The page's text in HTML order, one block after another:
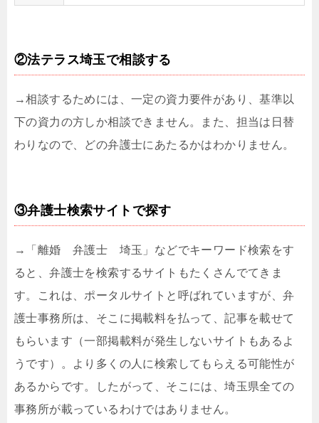
②法テラス埼玉で相談する
→相談するためには、一定の資力要件があり、基準以
下の資力の方しか相談できません。また、担当は日替
わりなので、どの弁護士にあたるかはわかりません。
③弁護士検索サイトで探す
→「離婚 弁護士 埼玉」などでキーワード検索をす
ると、弁護士を検索するサイトもたくさんでてきま
す。これは、ポータルサイトと呼ばれていますが、弁
護士事務所は、そこに掲載料を払って、記事を載せて
もらいます（一部掲載料が発生しないサイトもあるよ
うです）。より多くの人に検索してもらえる可能性が
あるからです。したがって、そこには、埼玉県全ての
事務所が載っているわけではありません。